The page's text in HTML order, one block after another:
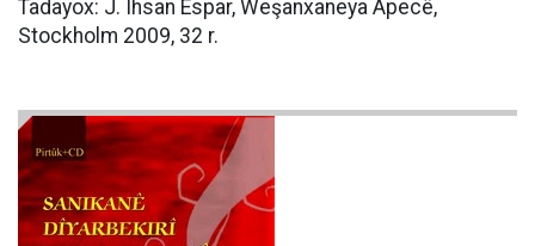
Tadayox: J. Îhsan Espar, Weşanxaneya Apecê,
Stockholm 2009, 32 r.